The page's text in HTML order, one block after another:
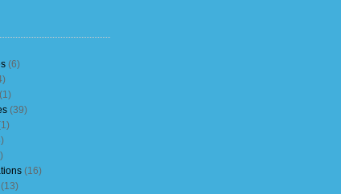
(6)
(39)
(16)
(13)